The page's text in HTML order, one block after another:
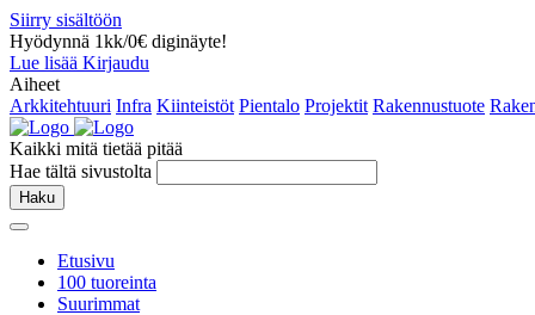
Siirry sisältöön
Hyödynnä 1kk/0€ diginäyte!
Lue lisää Kirjaudu
Aiheet
Arkkitehtuuri Infra Kiinteistöt Pientalo Projektit Rakennustuote
Kaikki mitä tietää pitää
Hae tältä sivustolta
Haku
Etusivu
100 tuoreinta
Suurimmat